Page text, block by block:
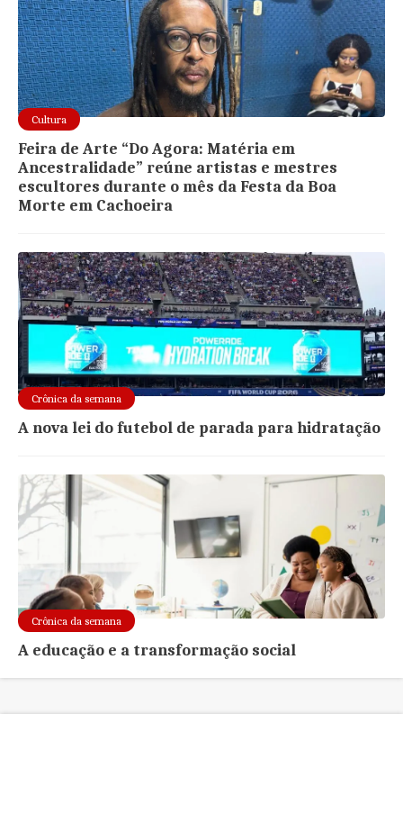
Cultura
Feira de Arte “Do Agora: Matéria em
Ancestralidade” reúne artistas e mestres
escultores durante o mês da Festa da Boa
Morte em Cachoeira
Crônica da semana
A nova lei do futebol de parada para hidratação
Crônica da semana
A educação e a transformação social